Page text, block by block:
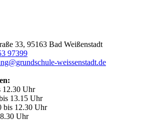
33, 95163 Bad Weißenstadt
97399
weissenstadt.de
12.30 Uhr
13.15 Uhr
bis 12.30 Uhr
Uhr